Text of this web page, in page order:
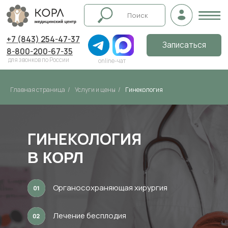
Записаться
online-чат
8-800-200-67-35
Главная страница / Услуги и цены / Гинекология
ГИНЕКОЛОГИЯ
В КОРЛ
Органосохраняющая хирургия
Лечение бесплодия